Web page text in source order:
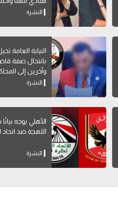
صالحالنشرة
النيابة العامة
بانتحال صفة
وآخرين إلى
النشرة
الأهلي يوجه
اللهجة ضد اتحاد
النشرة